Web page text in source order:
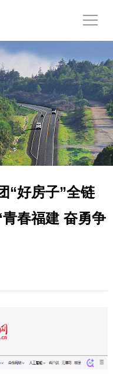
“好房子”全链
春福建 奋勇争